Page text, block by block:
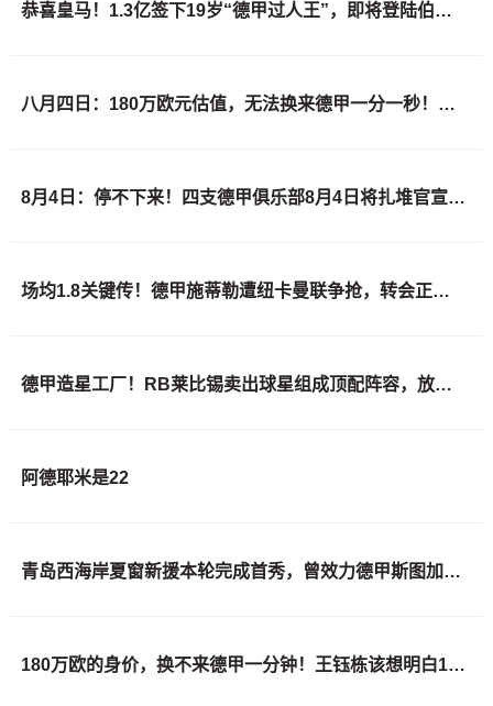
恭喜皇马！1.3亿签下19岁“德甲过人王”，即将登陆伯纳乌！
八月四日：180万欧元估值，无法换来德甲一分一秒！王钰栋需要思考清楚一件事
8月4日：停不下来！四支德甲俱乐部8月4日将扎堆官宣签下3大国足主力国脚
场均1.8关键传！德甲施蒂勒遭纽卡曼联争抢，转会正推进
德甲造星工厂！RB莱比锡卖出球星组成顶配阵容，放到欧冠能争冠？
阿德耶米是22
青岛西海岸夏窗新援本轮完成首秀，曾效力德甲斯图加特，值得期待
180万欧的身价，换不来德甲一分钟！王钰栋该想明白1件事